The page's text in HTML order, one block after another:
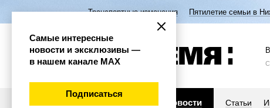
Транспортные изменения Пятилетие семьи в
Новости Статьи
Самые интересные
новости и эксклюзивы —
в нашем канале МАХ
Подписаться